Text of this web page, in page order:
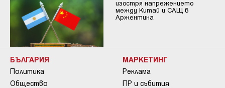
изостря напрежението
между Китай и САЩ в
Аржентина
БЪЛГАРИЯ
Политика
Общество
МАРКЕТИНГ
Реклама
ПР и събития